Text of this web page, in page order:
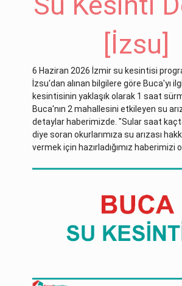
[İzsu]
6 Haziran 2026 İzmir su kesintisi
İzsu'dan alınan bilgilere göre Buca'yı
kesintisinin yaklaşık olarak 1 saat
Buca'nın 2 mahallesini etkileyen su
detaylar haberimizde. "Sular saat
diye soran okurlarımıza su arızası
vermek için hazırladığımız haberimizi